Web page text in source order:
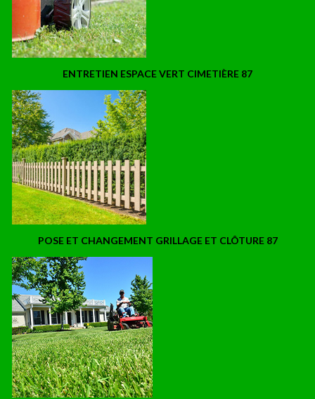
ENTRETIEN ESPACE VERT CIMETIÈRE 87
POSE ET CHANGEMENT GRILLAGE ET CLÔTURE 87